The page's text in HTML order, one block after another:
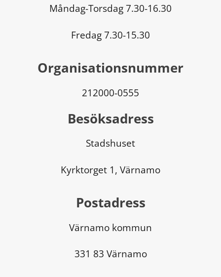
Måndag-Torsdag 7.30-16.30
Fredag 7.30-15.30
Organisationsnummer
212000-0555
Besöksadress
Stadshuset
Kyrktorget 1, Värnamo
Postadress
Värnamo kommun
331 83 Värnamo